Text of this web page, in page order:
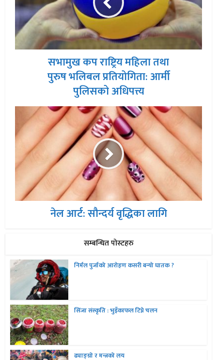
सभामुख कप राष्ट्रिय महिला तथा
पुरुष भलिबल प्रतियोगिता: आर्मी
पुलिसको अधिपत्त्य
नेल आर्ट: सौन्दर्य वृद्धिका लागि
सम्बन्धित पोस्टहरु
निर्मल पुर्जाको आरोहण कसरी बन्यो घातक ?
सिंजा संस्कृति : भुइँकाफल टिप्ने चलन
ढ्याङ्ग्रो र मन्त्रको लय